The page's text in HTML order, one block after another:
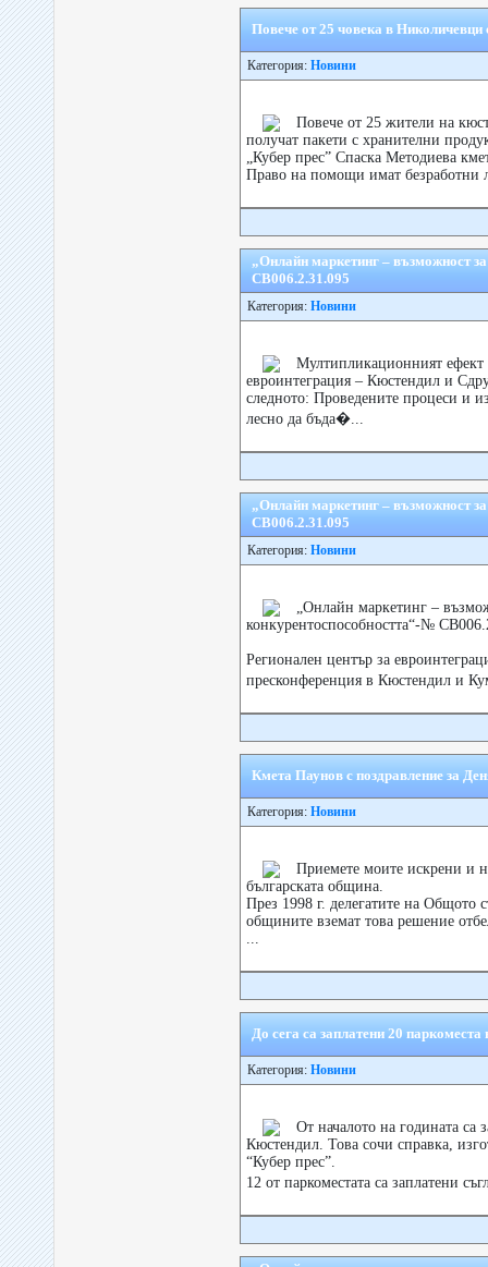
Повече от 25 човека в
Категория: Новини
Повече от 25 жители на
получат пакети с хранителни
„Кубер прес” Спаска Методиева
Право на помощи имат безработни
„Онлайн маркетинг – възможност
CB006.2.31.095
Категория: Новини
Мултипликационният ефект
евроинтеграция – Кюстендил и
следното: Проведените процеси и
лесно да бъда�...
„Онлайн маркетинг – възможност
CB006.2.31.095
Категория: Новини
„Онлайн маркетинг –
конкурентоспособността“-№
Регионален център за
пресконференция в Кюстендил и
Кмета Паунов с поздравление за
Категория: Новини
Приемете моите искрени и
българската община.
През 1998 г. делегатите на Общото
общините вземат това решение
...
До сега са заплатени 20
Категория: Новини
От началото на годината са
Кюстендил. Това сочи справка,
“Кубер прес”.
12 от паркоместата са заплатени